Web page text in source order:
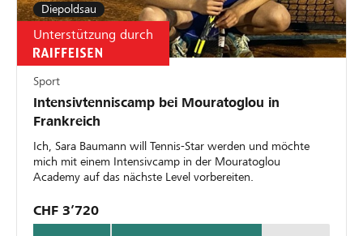
Diepoldsau
Unterstützung durch
Sport
Intensivtenniscamp bei Mouratoglou in
Frankreich
Ich, Sara Baumann will Tennis-Star werden und möchte
mich mit einem Intensivcamp in der Mouratoglou
Academy auf das nächste Level vorbereiten.
CHF 3’720